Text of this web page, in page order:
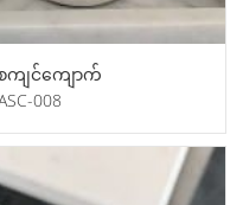
ကျင်ကျောက်
008